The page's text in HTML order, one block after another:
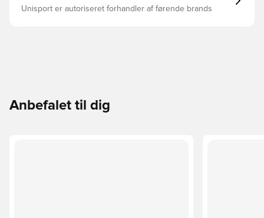
Unisport er autoriseret forhandler af førende brands
Anbefalet til dig